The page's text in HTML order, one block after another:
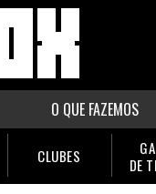
O QUE FAZEMOS
CLUBES
DE